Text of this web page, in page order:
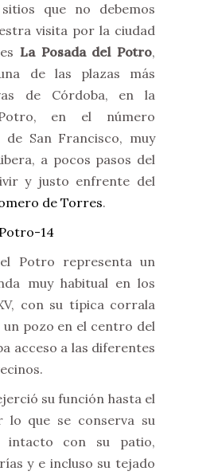
que no debemos
visita por la ciudad
La Posada del Potro,
de las plazas más
de Córdoba, en la
en el número
San Francisco, muy
a pocos pasos del
y justo enfrente del
de Torres.
Potro representa un
muy habitual en los
con su típica corrala
pozo en el centro del
acceso a las diferentes
su función hasta el
lo que se conserva su
intacto con su patio,
y e incluso su tejado